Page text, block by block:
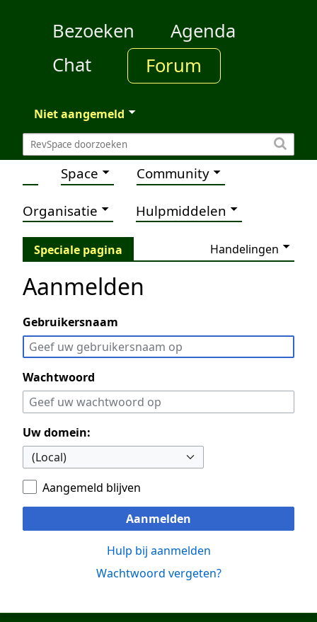
Bezoeken
Agenda
Chat
Forum
Niet aangemeld
Space Community
Organisatie Hulpmiddelen
Speciale pagina Handelingen
Aanmelden
Gebruikersnaam
Wachtwoord
Uw domein:
Aangemeld blijven
Aanmelden
Hulp bij aanmelden
Wachtwoord vergeten?